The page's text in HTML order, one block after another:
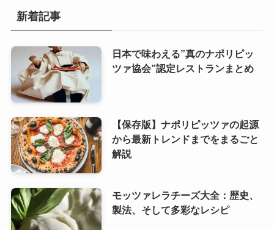
新着記事
日本で味わえる”真のナポリピッ
ツァ協会”認定レストランまとめ
【保存版】ナポリピッツァの起源
から最新トレンドまでをまるごと
解説
モッツァレラチーズ大全：歴史、
製法、そして多彩なレシピ